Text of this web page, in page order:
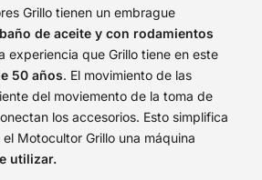
Grillo tienen un embrague
de aceite y con rodamientos
experiencia que Grillo tiene en este
50 años. El movimiento de las
del moviemento de la toma de
los accesorios. Esto simplifica
Motocultor Grillo una máquina
utilizar.